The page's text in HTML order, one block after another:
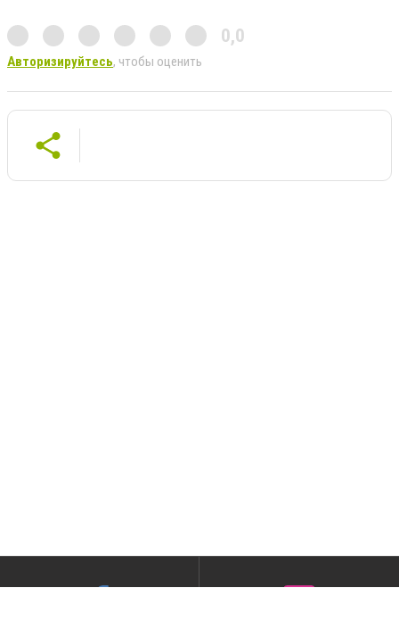
0,0
Авторизируйтесь, чтобы оценить